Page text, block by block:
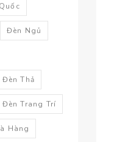
Đèn Ngủ
Đèn Thả
Đèn Trang Trí
Hàng